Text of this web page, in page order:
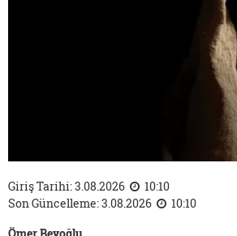
Giriş Tarihi: 3.08.2026
10:10
Son Güncelleme: 3.08.2026
10:10